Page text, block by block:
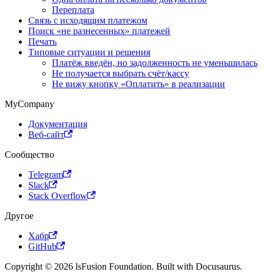
Переплата
Связь с исходящим платежом
Поиск «не разнесенных» платежей
Печать
Типовые ситуации и решения
Платёж введён, но задолженность не уменьшилась
Не получается выбрать счёт/кассу
Не вижу кнопку «Оплатить» в реализации
MyCompany
Документация
Веб-сайт
Сообщество
Telegram
Slack
Stack Overflow
Другое
Хабр
GitHub
Copyright © 2026 lsFusion Foundation. Built with Docusaurus.